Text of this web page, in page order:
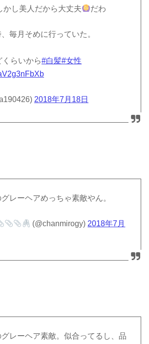
かし美人だから大丈夫
だわ
毎月そめに行っていた。
くらいから#白髪#女性
2018年7月18日
レーヘアめっちゃ素敵やん。
(@chanmirogy) 2018年7月
レーヘア素敵。似合ってるし、品